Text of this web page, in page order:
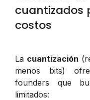
cuantizados
costos
La cuantización
menos bits)
founders que
limitados: